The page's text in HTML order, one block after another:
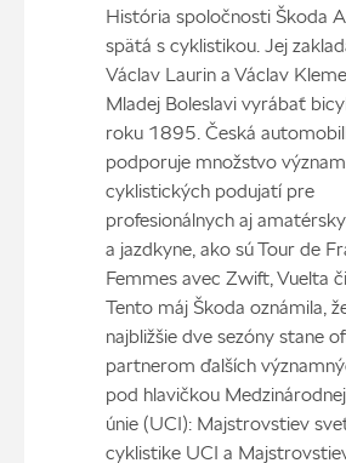
História spoločnosti Škoda
spätá s cyklistikou. Jej
Václav Laurin a Václav
Mladej Boleslavi vyrábať
roku 1895. Česká
podporuje množstvo
cyklistických podujatí pre
profesionálnych aj
a jazdkyne, ako sú Tour de
Femmes avec Zwift, Vuelta
Tento máj Škoda oznámila,
najbližšie dve sezóny stane
partnerom ďalších
pod hlavičkou
únie (UCI): Majstrovstiev
cyklistike UCI a